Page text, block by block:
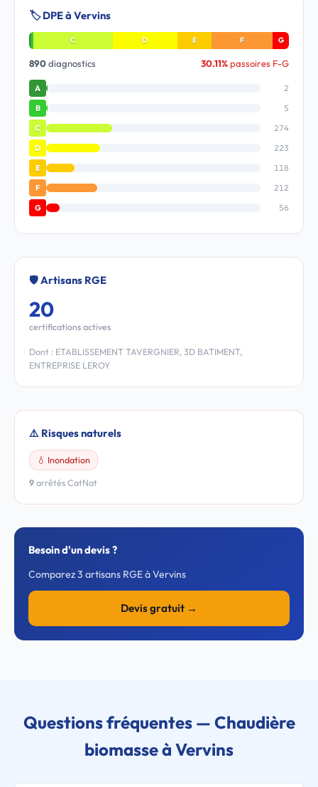
🏷️ DPE à Vervins
C D E F G
890diagnostics 30.11%passoires F-G
A 2
B 5
C 274
D 223
E 118
F 212
G 56
🛡️ Artisans RGE
20
certifications actives
Dont : ETABLISSEMENT TAVERGNIER, 3D BATIMENT,
ENTREPRISE LEROY
⚠️ Risques naturels
💧 Inondation
9 arrêtés CatNat
Besoin d'un devis ?
Comparez 3 artisans RGE à Vervins
Devis gratuit →
Questions fréquentes — Chaudière
biomasse à Vervins